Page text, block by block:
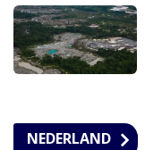
NEDERLAND